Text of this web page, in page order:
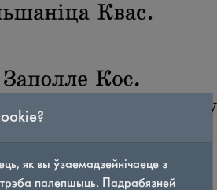
як вы ўзаемадзейнічаеце з
палепшыць. Падрабязней